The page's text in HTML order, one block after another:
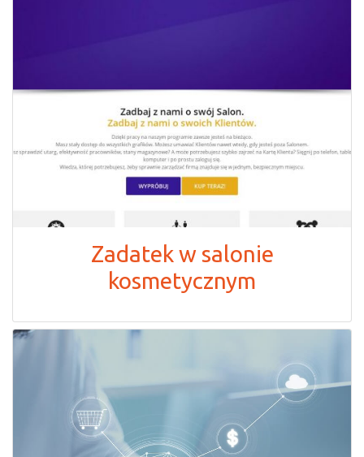
Zadatek w salonie
kosmetycznym